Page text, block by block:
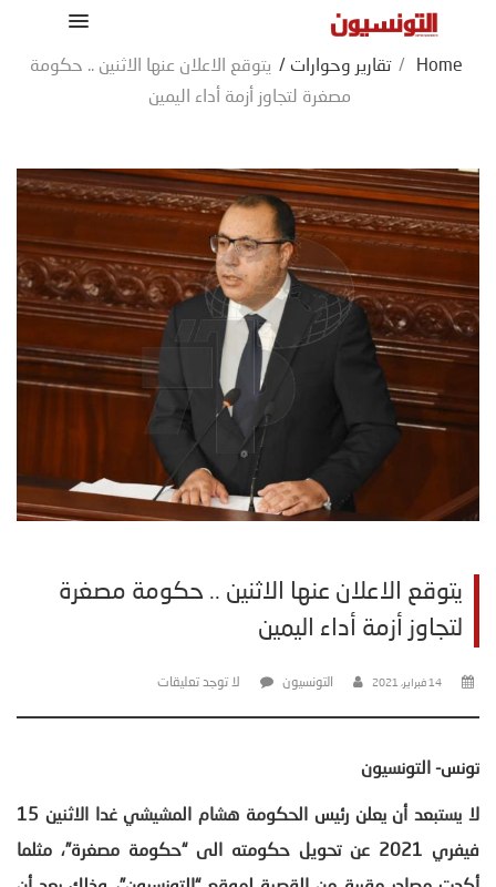
Home
/ تقارير وحوارات / يتوقع الاعلان عنها الاثنين .. حكومة
مصغرة لتجاوز أزمة أداء اليمين
يتوقع الاعلان عنها الاثنين .. حكومة مصغرة
لتجاوز أزمة أداء اليمين
14 فبراير، 2021 التونسيون لا توجد تعليقات
تونس- التونسيون
لا يستبعد أن يعلن رئيس الحكومة هشام المشيشي غدا الاثنين 15
فيفري 2021 عن تحويل حكومته الى “حكومة مصغرة”، مثلما